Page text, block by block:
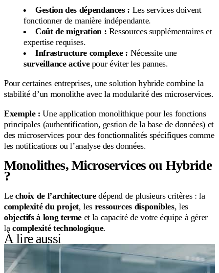
Gestion des dépendances : Les services doivent
fonctionner de manière indépendante.
Coût de migration : Ressources supplémentaires et
expertise requises.
Infrastructure complexe : Nécessite une
surveillance activepour éviter les pannes.
Pour certaines entreprises, une solution hybride combine la
stabilité d’un monolithe avec la modularité des microservices.
Exemple : Une application monolithique pour les fonctions
principales (authentification, gestion de la base de données) et
des microservices pour des fonctionnalités spécifiques comme
les notifications ou l’analyse des données.
Monolithes, Microservices ou Hybride
?
Le choix de l’architecturedépend de plusieurs critères : la
complexité du projet, les ressources disponibles, les
objectifs à long terme et la capacité de votre équipe à gérer
la complexité technologique.
À lire aussi